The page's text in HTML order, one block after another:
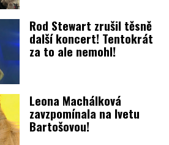
Rod Stewart zrušil těsně
další koncert! Tentokrát
za to ale nemohl!
Leona Machálková
zavzpomínala na Ivetu
Bartošovou!